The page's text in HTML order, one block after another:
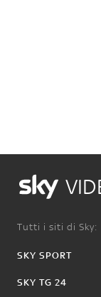
Tutti i siti di Sky:
SKY SPORT
SKY TG 24